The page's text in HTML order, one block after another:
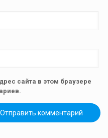
сайта в этом браузере